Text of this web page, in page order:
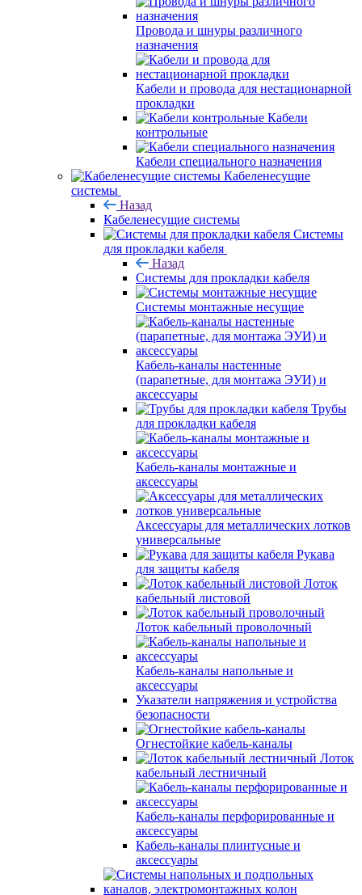
Провода и шнуры различного
назначения
Кабели и провода для нестационарной
прокладки
Кабели
контрольные
Кабели специального назначения
Кабеленесущие
системы
Назад
Кабеленесущие системы
Системы
для прокладки кабеля
Назад
Системы для прокладки кабеля
Системы монтажные несущие
Кабель-каналы настенные
(парапетные, для монтажа ЭУИ) и
аксессуары
Трубы
для прокладки кабеля
Кабель-каналы монтажные и
аксессуары
Аксессуары для металлических лотков
универсальные
Рукава
для защиты кабеля
Лоток
кабельный листовой
Лоток кабельный проволочный
Кабель-каналы напольные и
аксессуары
Указатели напряжения и устройства
безопасности
Огнестойкие кабель-каналы
Лоток
кабельный лестничный
Кабель-каналы перфорированные и
аксессуары
Кабель-каналы плинтусные и
аксессуары